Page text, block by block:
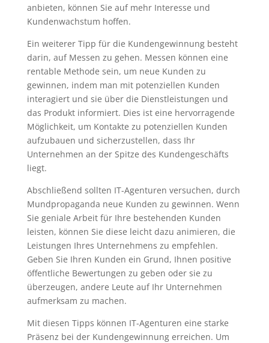
anbieten, können Sie auf mehr Interesse und
Kundenwachstum hoffen.
Ein weiterer Tipp für die Kundengewinnung besteht
darin, auf Messen zu gehen. Messen können eine
rentable Methode sein, um neue Kunden zu
gewinnen, indem man mit potenziellen Kunden
interagiert und sie über die Dienstleistungen und
das Produkt informiert. Dies ist eine hervorragende
Möglichkeit, um Kontakte zu potenziellen Kunden
aufzubauen und sicherzustellen, dass Ihr
Unternehmen an der Spitze des Kundengeschäfts
liegt.
Abschließend sollten IT-Agenturen versuchen, durch
Mundpropaganda neue Kunden zu gewinnen. Wenn
Sie geniale Arbeit für Ihre bestehenden Kunden
leisten, können Sie diese leicht dazu animieren, die
Leistungen Ihres Unternehmens zu empfehlen.
Geben Sie Ihren Kunden ein Grund, Ihnen positive
öffentliche Bewertungen zu geben oder sie zu
überzeugen, andere Leute auf Ihr Unternehmen
aufmerksam zu machen.
Mit diesen Tipps können IT-Agenturen eine starke
Präsenz bei der Kundengewinnung erreichen. Um